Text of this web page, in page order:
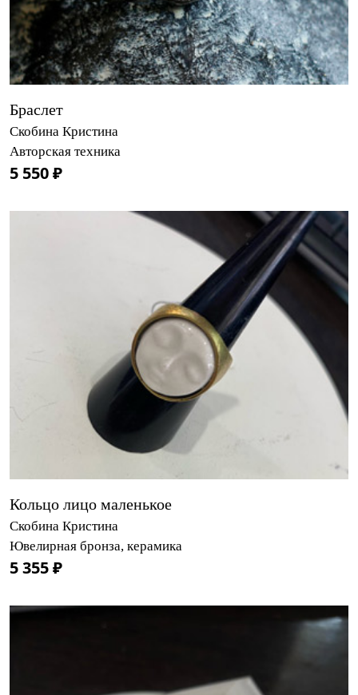
Браслет
Скобина Кристина
Авторская техника
5 550 ₽
Кольцо лицо маленькое
Скобина Кристина
Ювелирная бронза, керамика
5 355 ₽